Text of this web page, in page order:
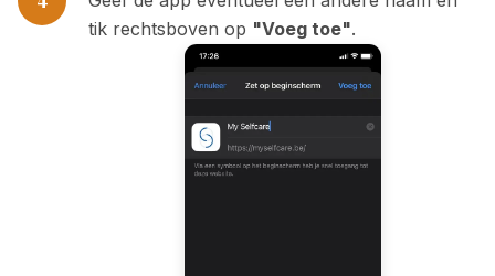
tik rechtsboven op "Voeg toe".